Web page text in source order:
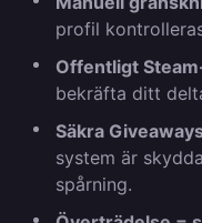
profil
Offentligt
bekräfta ditt
Säkra
system är
spårning.